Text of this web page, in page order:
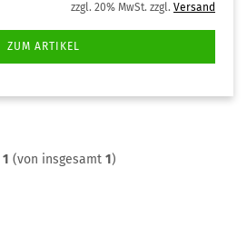
zzgl. 20% MwSt. zzgl. Versand
ZUM ARTIKEL
1 (von insgesamt 1)